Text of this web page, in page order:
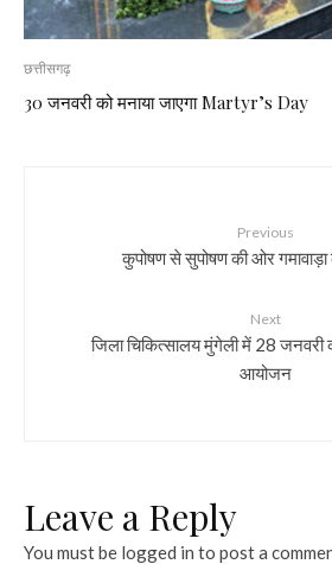
छत्तीसगढ़
30 जनवरी को मनाया जाएगा Martyr’s Day
Previous
कुपोषण से सुपोषण की ओर
Next
जिला चिकित्सालय मुंगेली में 28
आयोजन
Leave a Reply
You must be logged in to post a